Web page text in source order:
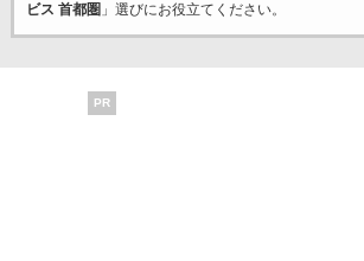
ビス 首都圏 」選びにお役立てください。
PR